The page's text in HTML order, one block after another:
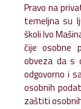
Pravo na
temeljna su
školi Ivo
čije osobne
obveza da s
odgovorno i
osobnih
zaštiti